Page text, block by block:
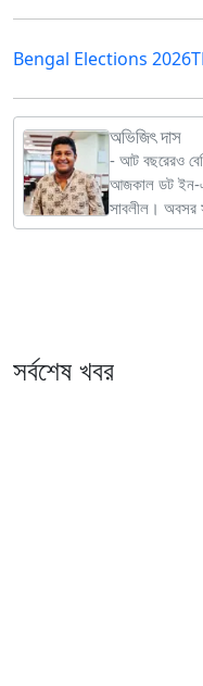
Bengal Elections 2026
অভিজিৎ দাস
- আট বছরেরও
আজকাল ডট ইন-এ
সাবলীল। অবসর
সর্বশেষ খবর